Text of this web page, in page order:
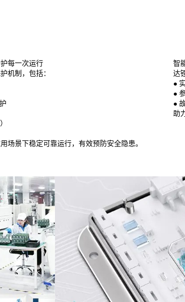
每一次运行
机制，包括：
场景下稳定可靠运行，有效预防安全隐患。
智
达
●
●
●
助